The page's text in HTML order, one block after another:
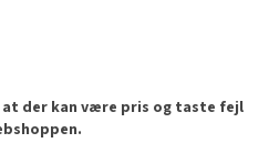
der kan være pris og taste fejl